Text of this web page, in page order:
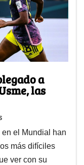
a
las
el Mundial han
más difíciles
ver con su